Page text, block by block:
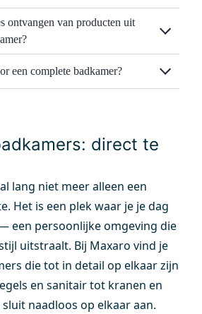
ontvangen van producten uit
een complete badkamer?
direct te
lang niet meer alleen een
Het is een plek waar je je dag
een persoonlijke omgeving die
uitstraalt. Bij Maxaro vind je
die tot in detail op elkaar zijn
en sanitair tot kranen en
naadloos op elkaar aan.